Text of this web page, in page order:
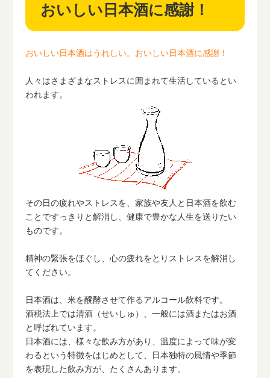
おいしい日本酒に感謝！
おいしい日本酒はうれしい。おいしい日本酒に感謝！
人々はさまざまなストレスに囲まれて生活しているとい
われます。
その日の疲れやストレスを、家族や友人と日本酒を飲む
ことですっきりと解消し、健康で豊かな人生を送りたい
ものです。
精神の緊張をほぐし、心の疲れをとりストレスを解消し
てください。
日本酒は、米を醗酵させて作るアルコール飲料です。
酒税法上では清酒（せいしゅ）、一般には酒またはお酒
と呼ばれています。
日本酒には、様々な飲み方があり、温度によって味が変
わるという特徴をはじめとして、日本独特の風情や季節
を表現した飲み方が、たくさんあります。